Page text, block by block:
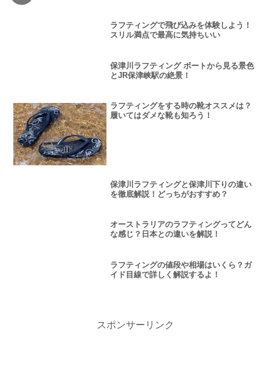
ラフティングで飛び込みを体験しよう！
スリル満点で最高に気持ちいい
保津川ラフティング ボートから見る景色
とJR保津峡駅の絶景！
ラフティングをする時の靴オススメは？
履いてはダメな靴も知ろう！
保津川ラフティングと保津川下りの違い
を徹底解説！どっちがおすすめ？
オーストラリアのラフティングってどん
な感じ？日本との違いを解説！
ラフティングの値段や相場はいくら？ガ
イド目線で詳しく解説するよ！
スポンサーリンク